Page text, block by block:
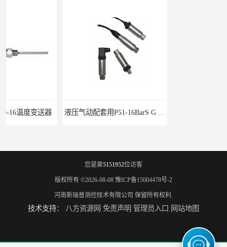
液压气动配套用P51-16BarS G -A-MD-20MA 压力变送器
水泥厂用DG1300-PJ-1-2-40/AA2N压力变送器 铜液氨冷器配套用UYB-8003物位变送器
您是第5151952位访客
版权所有 ©2026-08-08 豫ICP备15004478号-2
河南新瑞普测控技术有限公司 保留所有权利.
技术支持： 八方资源网 免责声明 管理员入口 网站地图